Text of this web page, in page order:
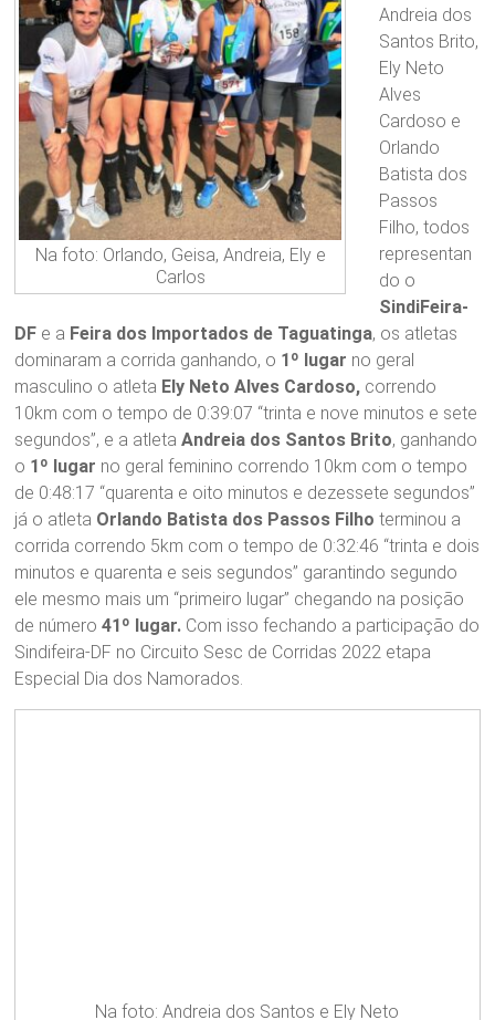
Na foto: Orlando, Geisa, Andreia, Ely e
Carlos
Andreia dos
Santos Brito,
Ely Neto
Alves
Cardoso e
Orlando
Batista dos
Passos
Filho, todos
representan
do o
SindiFeira-
DF e a Feira dos Importados de Taguatinga, os atletas
dominaram a corrida ganhando, o 1º lugar no geral
masculino o atleta Ely Neto Alves Cardoso, correndo
10km com o tempo de 0:39:07 “trinta e nove minutos e sete
segundos”, e a atletaAndreia dos Santos Brito, ganhando
o 1º lugar no geral feminino correndo 10km com o tempo
de 0:48:17 “quarenta e oito minutos e dezessete segundos”
já o atleta Orlando Batista dos Passos Filho terminou a
corrida correndo 5km com o tempo de 0:32:46 “trinta e dois
minutos e quarenta e seis segundos” garantindo segundo
ele mesmo mais um “primeiro lugar” chegando na posição
de número41º lugar. Com isso fechando a participação do
Sindifeira-DF no Circuito Sesc de Corridas 2022 etapa
Especial Dia dos Namorados.
Na foto: Andreia dos Santos e Ely Neto